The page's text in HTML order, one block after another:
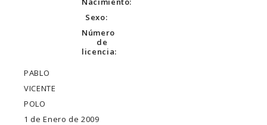
Sexo:
Número
de
licencia:
PABLO
VICENTE
POLO
1 de Enero de 2009